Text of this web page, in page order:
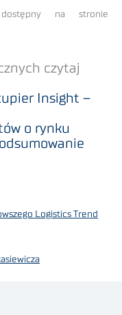
na stronie
czytaj
Insight –
o rynku
Logistics Trend